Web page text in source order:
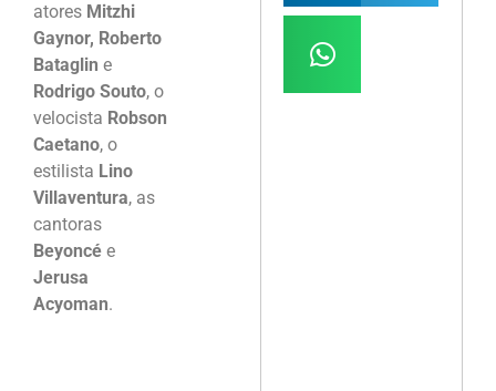
atores Mitzhi
Gaynor, Roberto
Bataglin e
Rodrigo Souto, o
velocista Robson
Caetano, o
estilista Lino
Villaventura, as
cantoras
Beyoncé e
Jerusa
Acyoman.